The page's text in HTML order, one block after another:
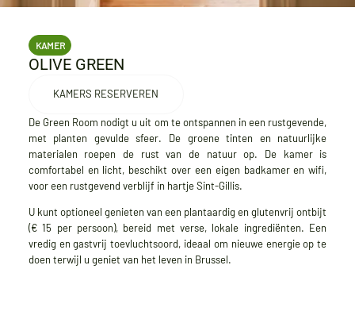
KAMER
OLIVE GREEN
KAMERS RESERVEREN
De Green Room nodigt u uit om te ontspannen in een rustgevende,
met planten gevulde sfeer. De groene tinten en natuurlijke
materialen roepen de rust van de natuur op. De kamer is
comfortabel en licht, beschikt over een eigen badkamer en wifi,
voor een rustgevend verblijf in hartje Sint-Gillis.
U kunt optioneel genieten van een plantaardig en glutenvrij ontbijt
(€ 15 per persoon), bereid met verse, lokale ingrediënten. Een
vredig en gastvrij toevluchtsoord, ideaal om nieuwe energie op te
doen terwijl u geniet van het leven in Brussel.